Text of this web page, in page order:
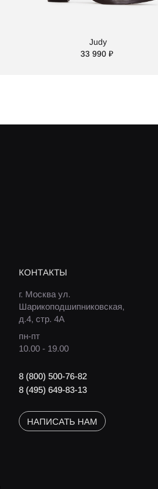
Judy
33 990 ₽
КОНТАКТЫ
г. Москва ул.
Шарикоподшипниковская,
д.4, стр. 4А
пн-пт
10.00 - 19.00
8 (800) 500-76-82
8 (495) 649-83-13
НАПИСАТЬ НАМ